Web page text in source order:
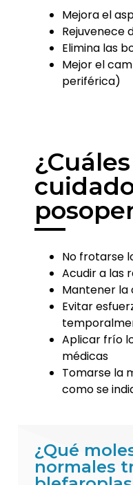
Mejora el
Rejuvenece
Elimina las
Mejor el
periférica)
No frotarse
Acudir a las
Mantener la
Evitar
Aplicar frío
médicas
Tomarse la
como se
¿Qué
normales